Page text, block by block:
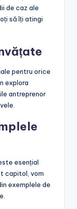
de caz ale
să îți atingi
pentru orice
explora
antreprenor
esențial
capitol, vom
exemplele de